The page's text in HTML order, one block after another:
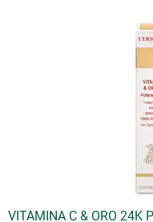
VITAMINA C & ORO 24K